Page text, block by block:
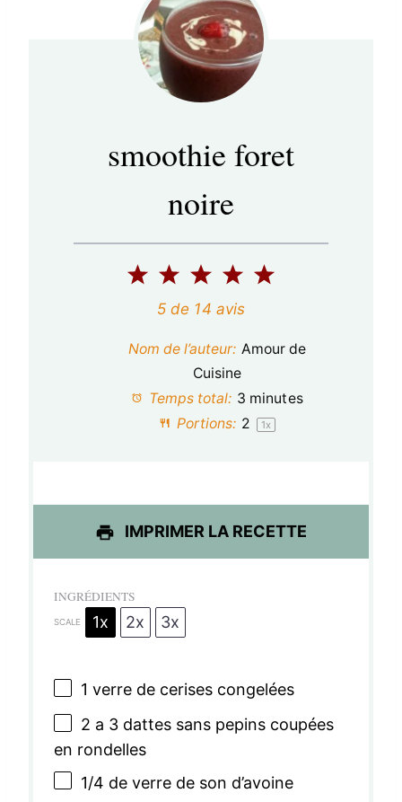
smoothie foret
noire
5
t
i
s
4
é
t
i
s
3
é
t
o
i
s
2
é
t
i
s
1
é
t
i
5 de 14 avis
Nom de l’auteur: Amour de
Cuisine
Temps total: 3 minutes
Portions: 2 1x
IMPRIMER LA RECETTE
INGRÉDIENTS
SCALE 1x 2x 3x
1 verre de cerises congelées
2 a 3 dattes sans pepins coupées
en rondelles
1/4 de verre de son d’avoine